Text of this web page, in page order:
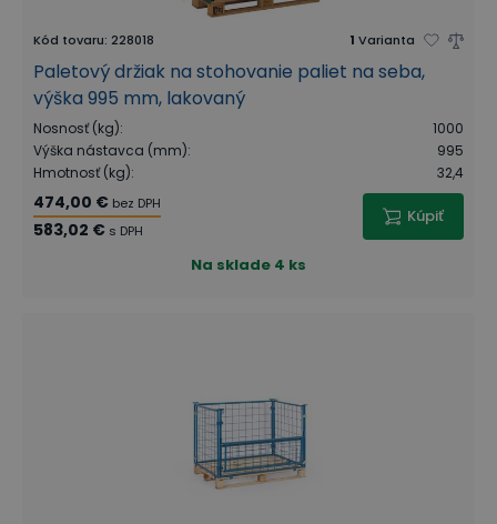
Kód tovaru: 228018 1 Varianta
Paletový držiak na stohovanie paliet na seba,
výška 995 mm, lakovaný
Nosnosť (kg):
1000
Výška nástavca (mm):
995
Hmotnosť (kg): 32,4
474,00 € bez DPH
583,02 € s DPH
Kúpiť
Na sklade 4 ks